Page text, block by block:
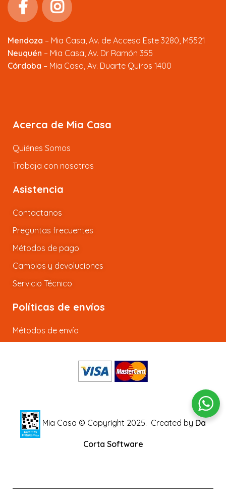
Mendoza – Mia Casa, Av. de Acceso Este 3280, M5521
Neuquén – Mia Casa, Av. Dr Ramón 355
Córdoba – Mia Casa, Av. Duarte Quiros 1400
Acerca de Mia Casa
Quiénes Somos
Trabaja con nosotros
Asistencia
Contactanos
Preguntas frecuentes
Métodos de pago
Cambios y devoluciones
Servicio Técnico
Políticas de envíos
Métodos de envío
Mia Casa © Copyright 2025. Created by Da
Corta Software